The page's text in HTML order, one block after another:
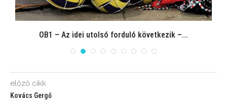
OB1 – Az idei utolsó forduló következik –...
előző cikk
Kovács Gergő